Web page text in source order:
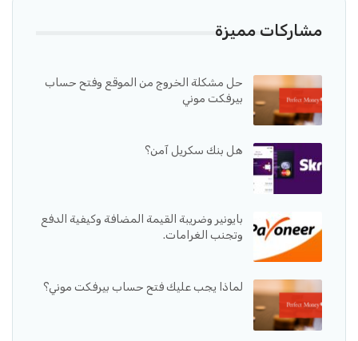
مشاركات مميزة
حل مشكلة الخروج من الموقع وفتح حساب
بيرفكت موني
هل بنك سكريل آمن؟
بايونير وضريبة القيمة المضافة وكيفية الدفع
وتجنب الغرامات.
لماذا يجب عليك فتح حساب بيرفكت موني؟